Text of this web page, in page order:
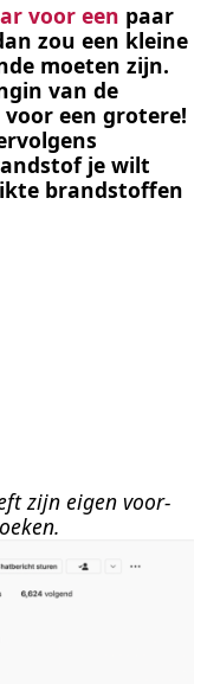
voor een paar
zou een kleine
moeten zijn.
van de
een grotere!
je wilt
brandstoffen
zijn eigen voor-